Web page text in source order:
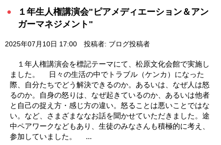
１年生人権講演会"ピアメディエーション＆アン
ガーマネジメント"
2025年07月10日 17:00 投稿者: ブログ投稿者
１年人権講演会を標記テーマにて、松原文化会館で実施し
ました。 日々の生活の中でトラブル（ケンカ）になった
際、自分たちでどう解決できるのか。あるいは、なぜ人は怒
るのか。自身の怒りは、なぜ起きているのか、あるいは他者
と自己の捉え方・感じ方の違い。怒ることは悪いことではな
い。など、さまざまななお話を聞かせていただきました。途
中ペアワークなどもあり、生徒のみなさんも積極的に考え、
参加していました。 ...